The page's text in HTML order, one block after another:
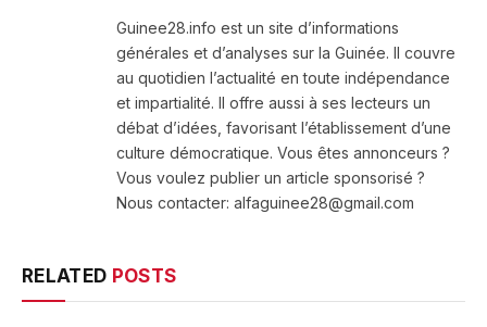
Guinee28.info est un site d’informations
générales et d’analyses sur la Guinée. Il couvre
au quotidien l’actualité en toute indépendance
et impartialité. Il offre aussi à ses lecteurs un
débat d’idées, favorisant l’établissement d’une
culture démocratique. Vous êtes annonceurs ?
Vous voulez publier un article sponsorisé ?
Nous contacter: alfaguinee28@gmail.com
RELATED POSTS